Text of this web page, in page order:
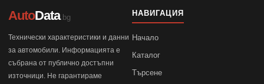
AutoData.bg
Технически характеристики и данни
за автомобили. Информацията е
събрана от публично достъпни
източници. Не гарантираме
НАВИГАЦИЯ
Начало
Каталог
Търсене